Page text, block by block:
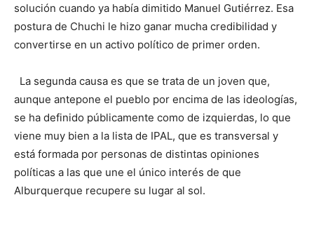
solución cuando ya había dimitido Manuel Gutiérrez. Esa
postura de Chuchi le hizo ganar mucha credibilidad y
convertirse en un activo político de primer orden.
La segunda causa es que se trata de un joven que,
aunque antepone el pueblo por encima de las ideologías,
se ha definido públicamente como de izquierdas, lo que
viene muy bien a la lista de IPAL, que es transversal y
está formada por personas de distintas opiniones
políticas a las que une el único interés de que
Alburquerque recupere su lugar al sol.